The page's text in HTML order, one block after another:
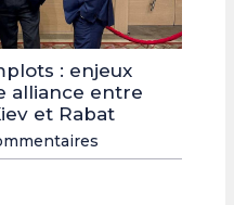
: enjeux
alliance entre
et Rabat